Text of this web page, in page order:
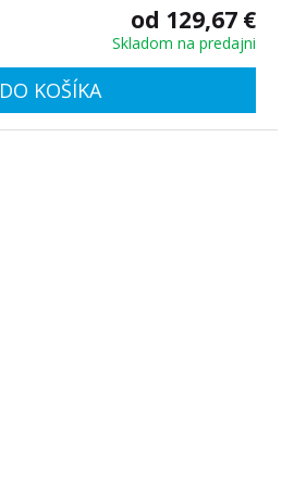
od 129,67 €
Skladom na predajni
DO KOŠÍKA